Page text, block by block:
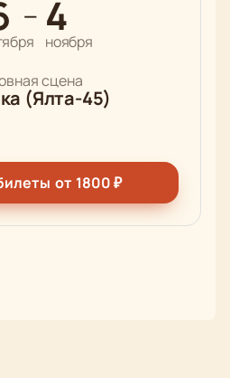
— 4
ноября
сцена
(Ялта-45)
от 1800₽